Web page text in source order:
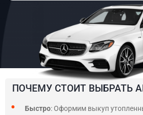
ПОЧЕМУ СТОИТ ВЫБРАТЬ
Быстро: Оформим выкуп